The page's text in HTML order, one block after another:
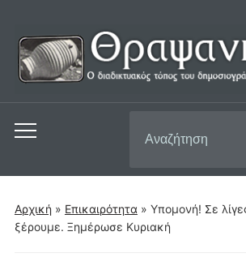
Εναλλαγή
μενού
για
κινητά
για:
Αρχική » Επικαιρότητα » Υπομονή! Σε
ξέρουμε. Ξημέρωσε Κυριακή